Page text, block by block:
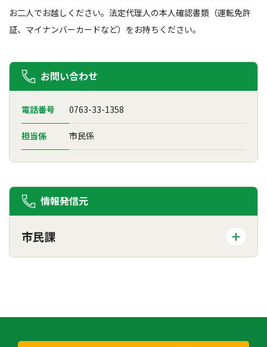
お二人でお越しください。法定代理人の本人確認書類（運転免許
証、マイナンバーカードなど）をお持ちください。
お問い合わせ
電話番号 0763-33-1358
担当係 市民係
情報発信元
市民課